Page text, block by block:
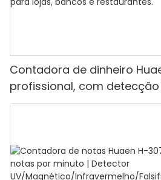
Contadora de dinheiro
profissional, com detecção
capacidade de contagem